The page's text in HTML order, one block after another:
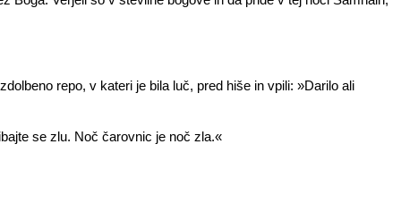
repo, v kateri je bila luč, pred hiše in vpili: »Darilo ali
se zlu. Noč čarovnic je noč zla.«